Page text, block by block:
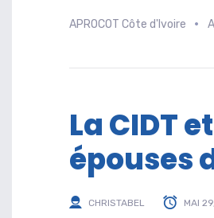
APROCOT Côte d'Ivoire
La CIDT
épouses
CHRISTABEL MAI